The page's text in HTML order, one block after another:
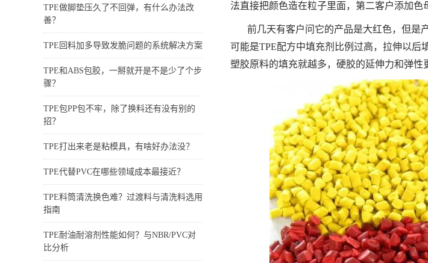
TPE做脚垫压久了不回弹，有什么办法改
善？
TPE回料加多导致发脆问题的系统解决方案
TPE和ABS包胶，一掰就开是不是少了个步
骤？
TPE包PP包不牢，除了换料还有没有别的
招？
TPE打出来老是粘模具，有啥好办法没？
TPE代替PVC在哪些领域成本最接近？
TPE料筒清洗换色难？过渡料与清洗料选用
指南
TPE耐油耐溶剂性能如何？与NBR/PVC对
比分析
法直接把颜色造在粒子里面，第二客户添加色
前几天有客户问它的产品是大红色，但是
可能是TPE配方中填充剂比例过高，拉伸以后
塑胶原料的填充就越多，硬胶的延伸力和弹性